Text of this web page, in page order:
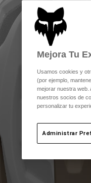
Mejora Tu
Usamos cookies y
(por ejemplo,
mejorar nuestra
nuestros socios de
personalizar tu
Administrar